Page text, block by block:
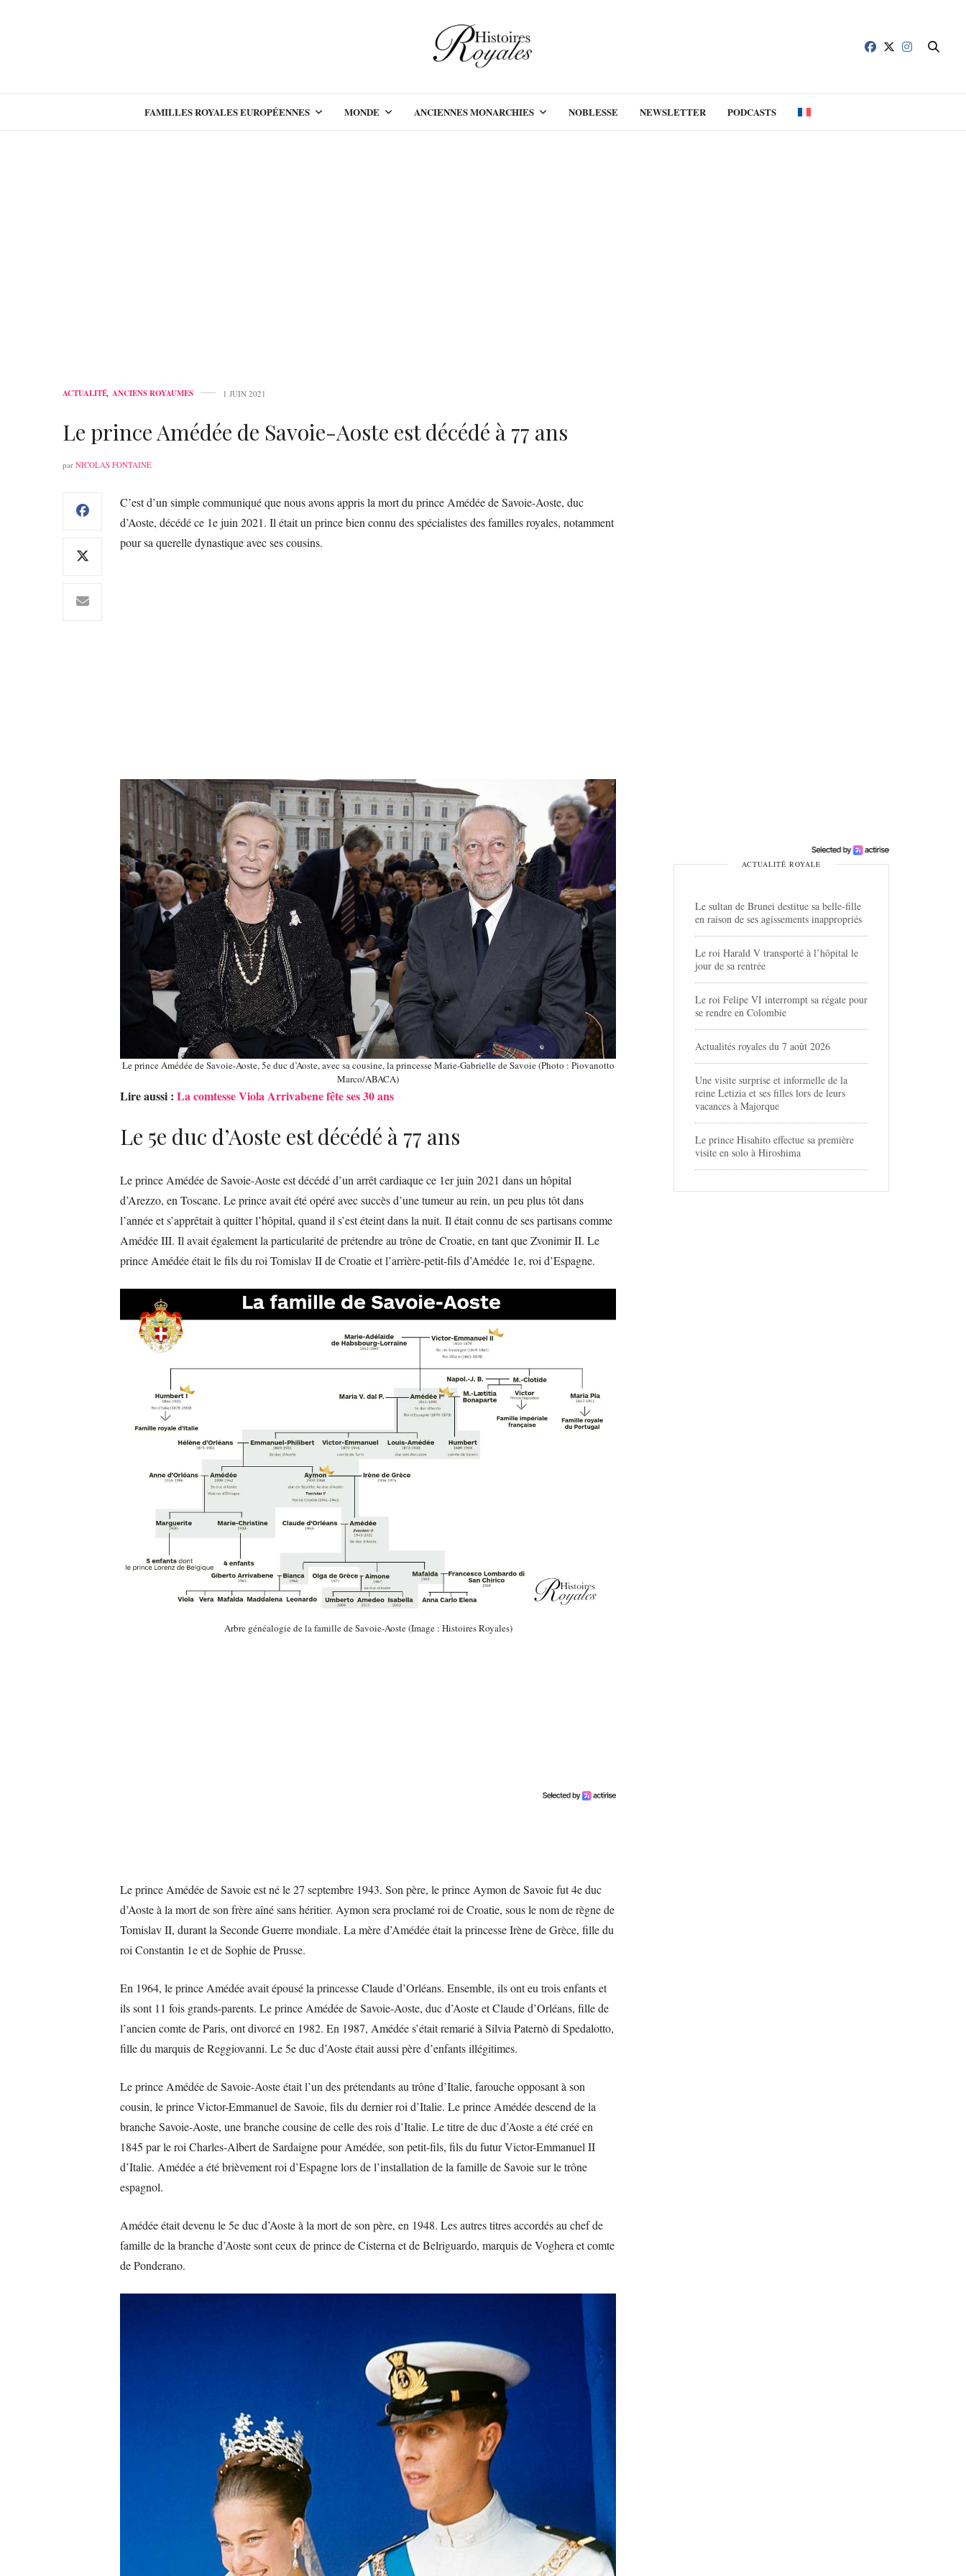
FAMILLES ROYALES EUROPÉENNES MONDE ANCIENNES MONARCHIES NOBLESSE NEWSLETTER PODCASTS
ACTUALITÉ, ANCIENS ROYAUMES 1 JUIN 2021
Le prince Amédée de Savoie-Aoste est décédé à 77 ans
par NICOLAS FONTAINE
C’est d’un simple communiqué que nous avons appris la mort du prince Amédée de Savoie-Aoste, duc
d’Aoste, décédé ce 1e juin 2021. Il était un prince bien connu des spécialistes des familles royales, notamment
pour sa querelle dynastique avec ses cousins.
Le prince Amédée de Savoie-Aoste, 5e duc d’Aoste, avec sa cousine, la princesse Marie-Gabrielle de Savoie (Photo : Piovanotto
Marco/ABACA)
Lire aussi : La comtesse Viola Arrivabene fête ses 30 ans
Le 5e duc d’Aoste est décédé à 77 ans
Le prince Amédée de Savoie-Aoste est décédé d’un arrêt cardiaque ce 1er juin 2021 dans un hôpital
d’Arezzo, en Toscane. Le prince avait été opéré avec succès d’une tumeur au rein, un peu plus tôt dans
l’année et s’apprêtait à quitter l’hôpital, quand il s’est éteint dans la nuit. Il était connu de ses partisans comme
Amédée III. Il avait également la particularité de prétendre au trône de Croatie, en tant que Zvonimir II. Le
prince Amédée était le fils du roi Tomislav II de Croatie et l’arrière-petit-fils d’Amédée 1e, roi d’Espagne.
Arbre généalogie de la famille de Savoie-Aoste (Image : Histoires Royales)
Le prince Amédée de Savoie est né le 27 septembre 1943. Son père, le prince Aymon de Savoie fut 4e duc
d’Aoste à la mort de son frère aîné sans héritier. Aymon sera proclamé roi de Croatie, sous le nom de règne de
Tomislav II, durant la Seconde Guerre mondiale. La mère d’Amédée était la princesse Irène de Grèce, fille du
roi Constantin 1e et de Sophie de Prusse.
En 1964, le prince Amédée avait épousé la princesse Claude d’Orléans. Ensemble, ils ont eu trois enfants et
ils sont 11 fois grands-parents. Le prince Amédée de Savoie-Aoste, duc d’Aoste et Claude d’Orléans, fille de
l’ancien comte de Paris, ont divorcé en 1982. En 1987, Amédée s’était remarié à Silvia Paternò di Spedalotto,
fille du marquis de Reggiovanni. Le 5e duc d’Aoste était aussi père d’enfants illégitimes.
Le prince Amédée de Savoie-Aoste était l’un des prétendants au trône d’Italie, farouche opposant à son
cousin, le prince Victor-Emmanuel de Savoie, fils du dernier roi d’Italie. Le prince Amédée descend de la
branche Savoie-Aoste, une branche cousine de celle des rois d’Italie. Le titre de duc d’Aoste a été créé en
1845 par le roi Charles-Albert de Sardaigne pour Amédée, son petit-fils, fils du futur Victor-Emmanuel II
d’Italie. Amédée a été brièvement roi d’Espagne lors de l’installation de la famille de Savoie sur le trône
espagnol.
Amédée était devenu le 5e duc d’Aoste à la mort de son père, en 1948. Les autres titres accordés au chef de
famille de la branche d’Aoste sont ceux de prince de Cisterna et de Belriguardo, marquis de Voghera et comte
de Ponderano.
ACTUALITÉ ROYALE
Le sultan de Brunei destitue sa belle-fille
en raison de ses agissements inappropriés
Le roi Harald V transporté à l’hôpital le
jour de sa rentrée
Le roi Felipe VI interrompt sa régate pour
se rendre en Colombie
Actualités royales du 7 août 2026
Une visite surprise et informelle de la
reine Letizia et ses filles lors de leurs
vacances à Majorque
Le prince Hisahito effectue sa première
visite en solo à Hiroshima